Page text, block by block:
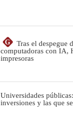
G
Tras el despegue
computadoras con IA,
impresoras
Universidades
inversiones y las que